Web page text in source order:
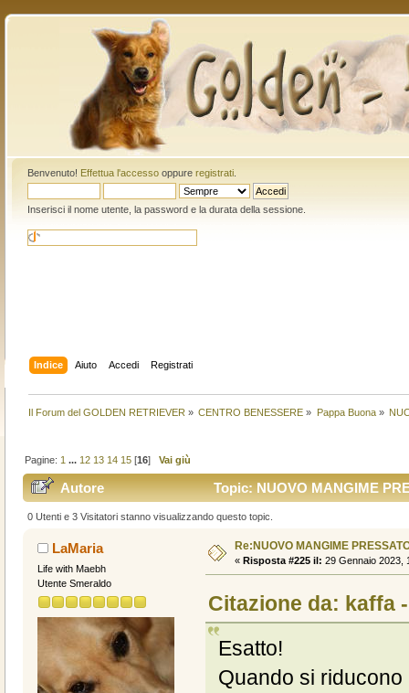
Benvenuto! Effettua l'accessooppure registrati.
Inserisci il nome utente, la password e la durata della sessione.
Indice Aiuto Accedi Registrati
Il Forum del GOLDEN RETRIEVER » CENTRO BENESSERE » Pappa Buona»
Pagine: 1 ... 12 13 14 15 [16]Vai giù
Autore Topic: NUOVO MANGIME
0 Utenti e 3 Visitatori stanno visualizzando questo topic.
LaMaria
Life with Maebh
Utente Smeraldo
Re:NUOVO MANGIME
« Risposta #225 il: 29 Gennaio 2023,
Citazione da: kaffa
Esatto!
Quando si